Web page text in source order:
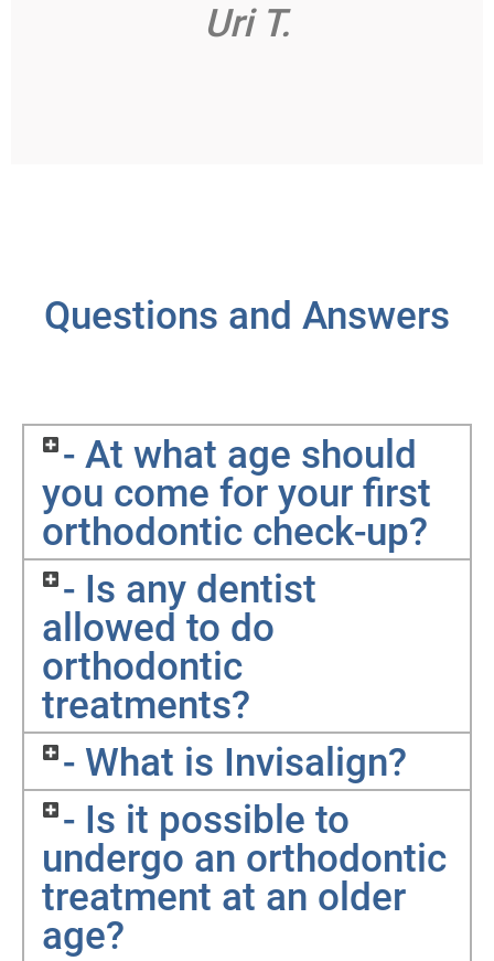
Uri T.
Questions and Answers
- At what age should
you come for your first
orthodontic check-up?
- Is any dentist
allowed to do
orthodontic
treatments?
- What is Invisalign?
- Is it possible to
undergo an orthodontic
treatment at an older
age?